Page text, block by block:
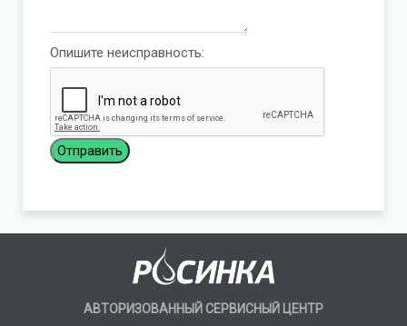
Опишите неисправность:
АВТОРИЗОВАННЫЙ СЕРВИСНЫЙ ЦЕНТР